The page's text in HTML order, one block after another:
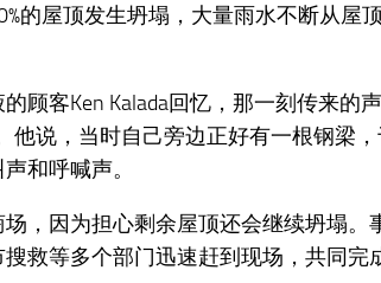
的屋顶发生坍塌，大量雨水不断从屋
顾客Ken Kalada回忆，那一刻传来的
他说，当时自己旁边正好有一根钢梁
和呼喊声。
，因为担心剩余屋顶还会继续坍塌。
救等多个部门迅速赶到现场，共同完